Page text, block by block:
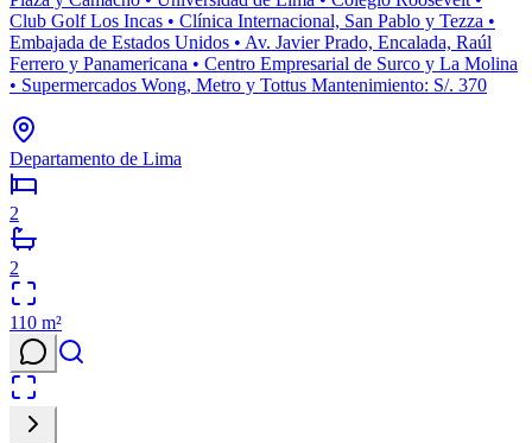
Club Golf Los Incas • Clínica Internacional, San Pablo y Tezza •
Embajada de Estados Unidos • Av. Javier Prado, Encalada, Raúl
Ferrero y Panamericana • Centro Empresarial de Surco y La Molina
• Supermercados Wong, Metro y Tottus Mantenimiento: S/. 370
Departamento de Lima
2
2
110 m²